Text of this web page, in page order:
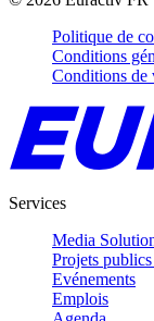
Politique de
Conditions
Conditions de
Services
Media
Projets
Evénements
Emplois